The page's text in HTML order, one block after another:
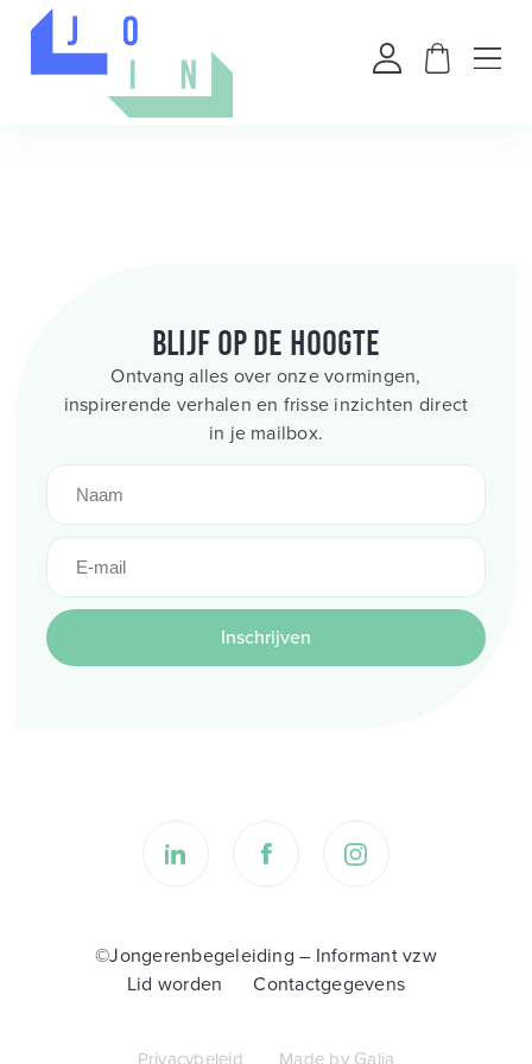
Blijf op de hoogte
Ontvang alles over onze vormingen,
inspirerende verhalen en frisse inzichten direct
in je mailbox.
Inschrijven
©Jongerenbegeleiding – Informant vzw
Lid worden
Contactgegevens